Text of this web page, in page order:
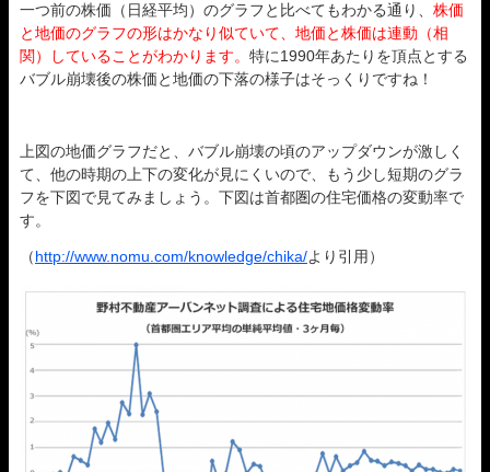
一つ前の株価（日経平均）のグラフと比べてもわかる通り、 株価
と地価のグラフの形はかなり似ていて、地価と株価は連動（相
関）していることがわかります。 特に1990年あたりを頂点とする
バブル崩壊後の株価と地価の下落の様子はそっくりですね！
上図の地価グラフだと、バブル崩壊の頃のアップダウンが激しく
て、他の時期の上下の変化が見にくいので、もう少し短期のグラ
フを下図で見てみましょう。下図は首都圏の住宅価格の変動率で
す。
（http://www.nomu.com/knowledge/chika/より引用）